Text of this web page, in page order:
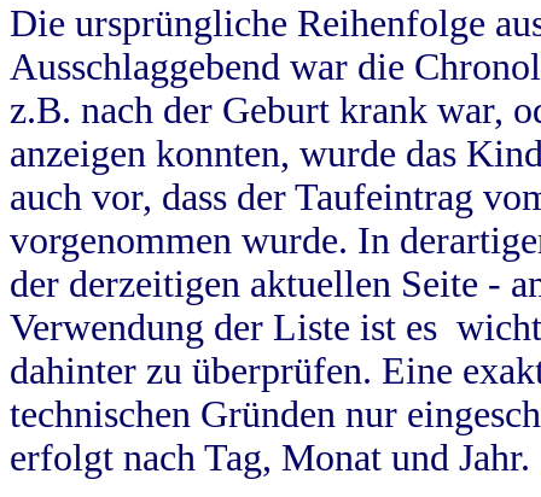
Die ursprüngliche Reihenfolge
Ausschlaggebend war die
z.B. nach der Geburt krank war,
anzeigen konnten, wurde das
auch vor, dass der Taufeintrag
vorgenommen wurde. In
der derzeitigen aktuellen Seite -
Verwendung der Liste ist es
dahinter zu überprüfen. Eine
technischen Gründen nur
erfolgt nach Tag, Monat und Jahr.